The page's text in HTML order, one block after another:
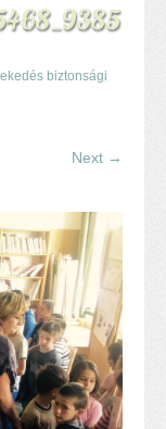
tanévben
biztonsági
Next →